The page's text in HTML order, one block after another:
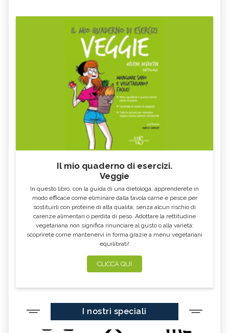
Il mio quaderno di esercizi.
Veggie
In questo libro, con la guida di una dietologa, apprenderete in
modo efficace come eliminare dalla tavola carne e pesce per
sostituirli con proteine di alta qualità, senza alcun rischio di
carenze alimentari o perdita di peso. Adottare la rettitudine
vegetariana non significa rinunciare al gusto o alla varietà:
scoprirete come mantenervi in forma grazie a menu vegetariani
equilibrati!
CLICCA QUI
I nostri speciali